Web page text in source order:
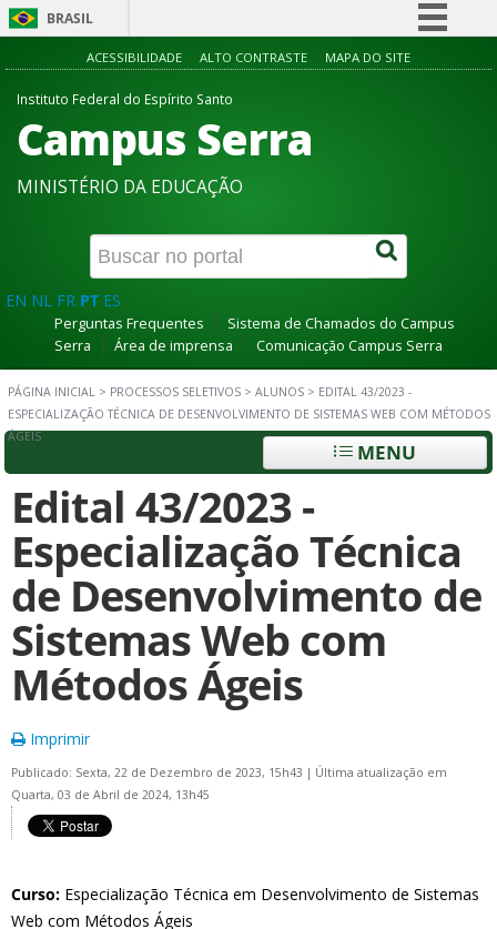
BRASIL
Simplifique!
Acesso à informação
Canais
ACESSIBILIDADE ALTO CONTRASTE MAPA DO SITE
Instituto Federal do Espírito Santo
Campus Serra
MINISTÉRIO DA EDUCAÇÃO
EN NL FR PT ES
Perguntas Frequentes
Sistema de Chamados do Campus
Serra
Área de imprensa Comunicação Campus Serra
PÁGINA INICIAL > PROCESSOS SELETIVOS > ALUNOS > EDITAL 43/2023 -
ESPECIALIZAÇÃO TÉCNICA DE DESENVOLVIMENTO DE SISTEMAS WEB COM MÉTODOS
ÁGEIS
MENU
Edital 43/2023 -
Especialização Técnica
de Desenvolvimento de
Sistemas Web com
Métodos Ágeis
Imprimir
Publicado: Sexta, 22 de Dezembro de 2023, 15h43 | Última atualização em
Quarta, 03 de Abril de 2024, 13h45
Curso: Especialização Técnica em Desenvolvimento de Sistemas
Web com Métodos Ágeis